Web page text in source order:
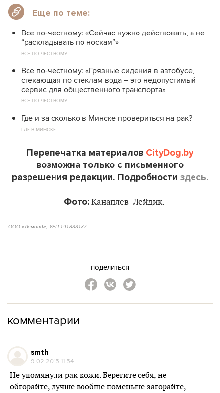
Еще по теме:
Все по-честному: «Сейчас нужно действовать, а не
“раскладывать по носкам”»
ВСЕ ПО-ЧЕСТНОМУ
Все по-честному: «Грязные сидения в автобусе,
стекающая по стеклам вода – это недопустимый
сервис для общественного транспорта»
ВСЕ ПО-ЧЕСТНОМУ
Где и за сколько в Минске провериться на рак?
ГДЕ В МИНСКЕ
Перепечатка материалов CityDog.by
возможна только с письменного
разрешения редакции. Подробности здесь.
Фото: Канаплев+Лейдик.
ООО «Лемонд», УНП 191833187
поделиться
комментарии
smth
9.02.2015 11:54
Не упомянули рак кожи. Берегите себя, не
обгорайте, лучше вообще поменьше загорайте,